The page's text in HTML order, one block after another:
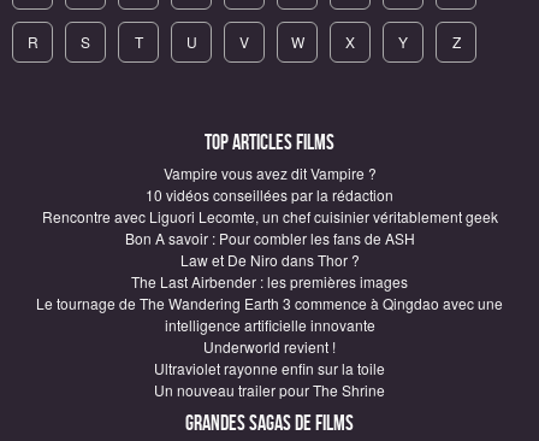
R S T U V W X Y Z
Top articles Films
Vampire vous avez dit Vampire ?
10 vidéos conseillées par la rédaction
Rencontre avec Liguori Lecomte, un chef cuisinier véritablement geek
Bon A savoir : Pour combler les fans de ASH
Law et De Niro dans Thor ?
The Last Airbender : les premières images
Le tournage de The Wandering Earth 3 commence à Qingdao avec une
intelligence artificielle innovante
Underworld revient !
Ultraviolet rayonne enfin sur la toile
Un nouveau trailer pour The Shrine
Grandes sagas de Films